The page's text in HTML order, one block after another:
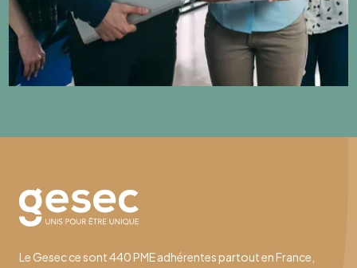
Le Gesec ce sont 440 PME adhérentes partout en France,